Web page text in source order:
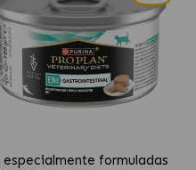
especialmente formuladas